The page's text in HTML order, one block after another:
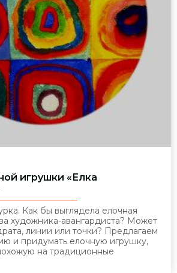
игрушки «Елка
Как бы выглядела елочная
художника-авангардиста? Может
линии или точки? Предлагаем
и придумать елочную игрушку,
на традиционные